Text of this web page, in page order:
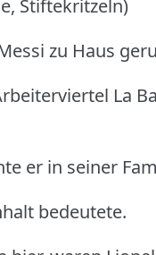
Stiftekritzeln)
zu Haus
La
er in seiner
bedeutete.